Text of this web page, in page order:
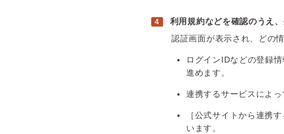
利用規約などを確認のうえ
認証画面が表示され、どの
ログインIDなどの登録
進めます。
連携するサービスによっ
［公式サイトから連携
います。